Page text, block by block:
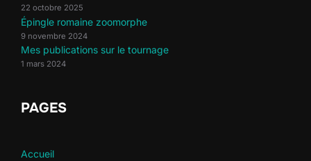
22 octobre 2025
Épingle romaine zoomorphe
9 novembre 2024
Mes publications sur le tournage
1 mars 2024
PAGES
Accueil